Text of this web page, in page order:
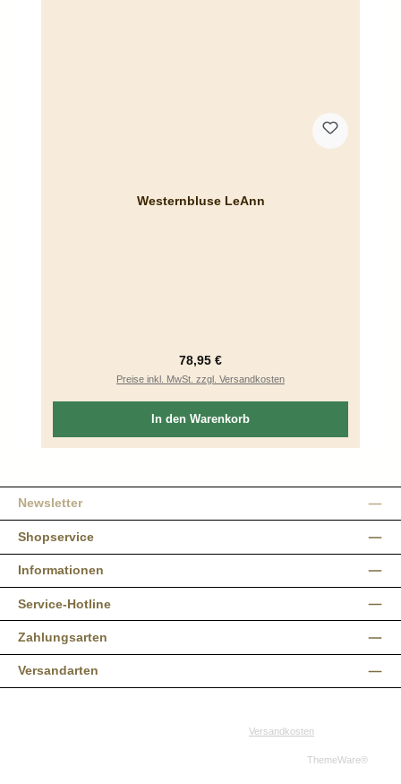
Westernbluse LeAnn
Regulärer Preis:
78,95 €
Preise inkl. MwSt. zzgl. Versandkosten
In den Warenkorb
Newsletter
Shopservice
Informationen
Service-Hotline
Zahlungsarten
Versandarten
Versandkosten
ThemeWare®